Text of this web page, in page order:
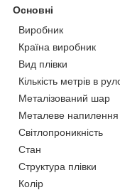
Основні
Виробник
Країна виробник
Вид плівки
Кількість метрів в
Металізований шар
Металеве напилення
Світлопроникність
Стан
Структура плівки
Колір